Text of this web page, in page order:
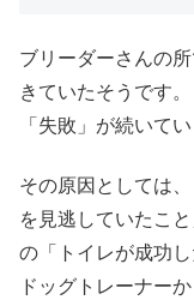
ブリーダーさんの
きていたそうです
「失敗」が続いてい
その原因としては
を見逃していたこ
の「トイレが成功
ドッグトレーナー